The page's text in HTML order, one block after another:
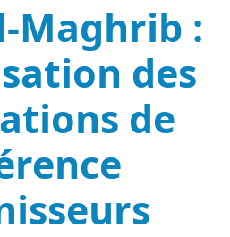
Maghrib :
des
de